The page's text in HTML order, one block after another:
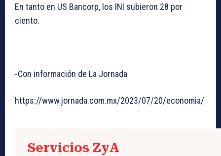
En tanto en US Bancorp, los INI subieron 28 por
ciento.
-Con información de La Jornada
https://www.jornada.com.mx/2023/07/20/economia/
Servicios ZyA